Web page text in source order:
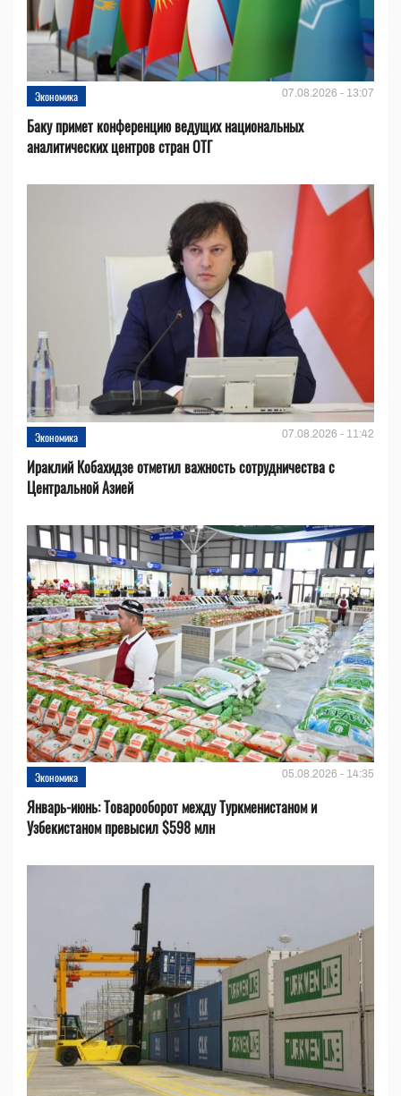
Экономика 07.08.2026 - 13:07
Баку примет конференцию ведущих национальных
аналитических центров стран ОТГ
Экономика 07.08.2026 - 11:42
Ираклий Кобахидзе отметил важность сотрудничества с
Центральной Азией
Экономика 05.08.2026 - 14:35
Январь-июнь: Товарооборот между Туркменистаном и
Узбекистаном превысил $598 млн